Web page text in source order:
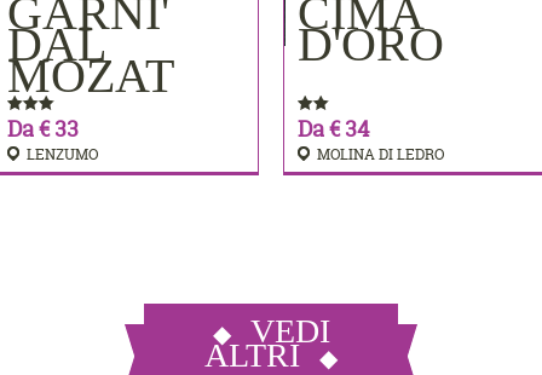
GARNI'
DAL
MOZAT
Da € 33
LENZUMO
PRENOTA CIMA
D'ORO
Da € 34
MOLINA DI LEDRO
PRENOTA
VEDI
ALTRI